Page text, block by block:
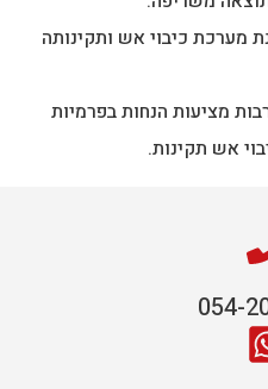
מערכת כיבוי אש ותקינותה
מציעות הנחות בפרמיות
אש תקינות.
054-